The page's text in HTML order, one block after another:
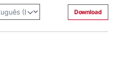
Download